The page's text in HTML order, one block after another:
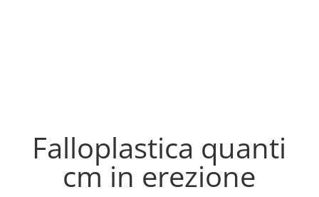
Falloplastica quanti
cm in erezione